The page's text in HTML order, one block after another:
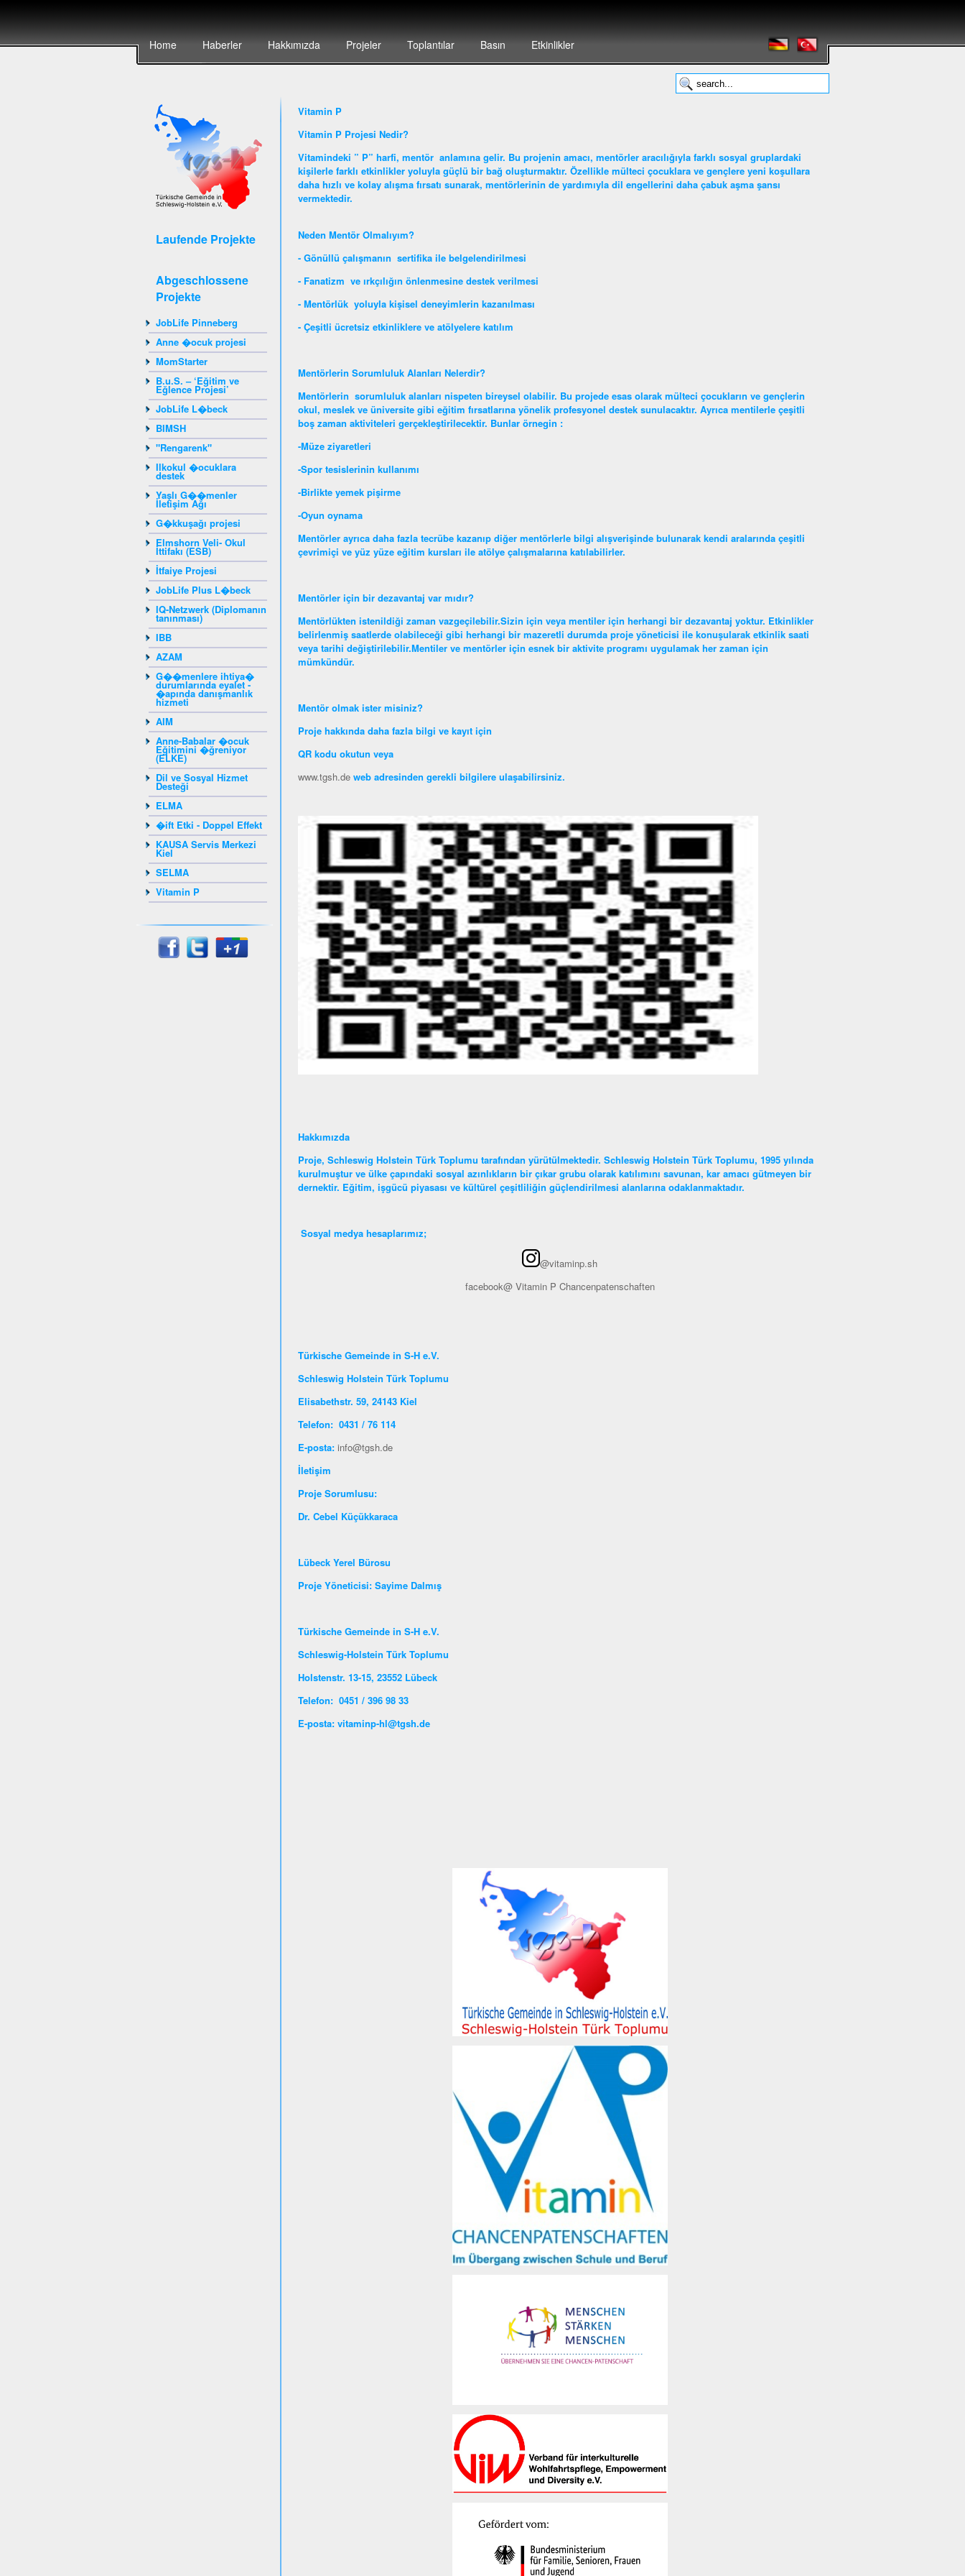
Home Haberler Hakkımızda Projeler Toplantılar Basın Etkinlikler
Laufende Projekte
Abgeschlossene
Projekte
JobLife Pinneberg
Anne �ocuk projesi
MomStarter
B.u.S. – ‘Eğitim ve
Eğlence Projesi’
JobLife L�beck
BIMSH
"Rengarenk"
Ilkokul �ocuklara
destek
Yaşlı G��menler
İletişim Ağı
G�kkuşağı projesi
Elmshorn Veli- Okul
İttifakı (ESB)
İtfaiye Projesi
JobLife Plus L�beck
IQ-Netzwerk (Diplomanın
tanınması)
IBB
AZAM
G��menlere ihtiya�
durumlarında eyalet -
�apında danışmanlık
hizmeti
AIM
Anne-Babalar �ocuk
Eğitimini �ğreniyor
(ELKE)
Dil ve Sosyal Hizmet
Desteği
ELMA
�ift Etki - Doppel Effekt
KAUSA Servis Merkezi
Kiel
SELMA
Vitamin P
Vitamin P
Vitamin P Projesi Nedir?
Vitamindeki ” P” harfi, mentör anlamına gelir. Bu projenin amacı, mentörler aracılığıyla farklı sosyal gruplardaki
kişilerle farklı etkinlikler yoluyla güçlü bir bağ oluşturmaktır. Özellikle mülteci çocuklara ve gençlere yeni koşullara
daha hızlı ve kolay alışma fırsatı sunarak, mentörlerinin de yardımıyla dil engellerini daha çabuk aşma şansı
vermektedir.
Neden Mentör Olmalıyım?
- Gönüllü çalışmanın sertifika ile belgelendirilmesi
- Fanatizm ve ırkçılığın önlenmesine destek verilmesi
- Mentörlük yoluyla kişisel deneyimlerin kazanılması
- Çeşitli ücretsiz etkinliklere ve atölyelere katılım
Mentörlerin Sorumluluk Alanları Nelerdir?
Mentörlerin sorumluluk alanları nispeten bireysel olabilir. Bu projede esas olarak mülteci çocukların ve gençlerin
okul, meslek ve üniversite gibi eğitim fırsatlarına yönelik profesyonel destek sunulacaktır. Ayrıca mentilerle çeşitli
boş zaman aktiviteleri gerçekleştirilecektir. Bunlar örnegin :
-Müze ziyaretleri
-Spor tesislerinin kullanımı
-Birlikte yemek pişirme
-Oyun oynama
Mentörler ayrıca daha fazla tecrübe kazanıp diğer mentörlerle bilgi alışverişinde bulunarak kendi aralarında çeşitli
çevrimiçi ve yüz yüze eğitim kursları ile atölye çalışmalarına katılabilirler.
Mentörler için bir dezavantaj var mıdır?
Mentörlükten istenildiği zaman vazgeçilebilir.Sizin için veya mentiler için herhangi bir dezavantaj yoktur. Etkinlikler
belirlenmiş saatlerde olabileceği gibi herhangi bir mazeretli durumda proje yöneticisi ile konuşularak etkinlik saati
veya tarihi değiştirilebilir.Mentiler ve mentörler için esnek bir aktivite programı uygulamak her zaman için
mümkündür.
Mentör olmak ister misiniz?
Proje hakkında daha fazla bilgi ve kayıt için
QR kodu okutun veya
www.tgsh.deweb adresinden gerekli bilgilere ulaşabilirsiniz.
Hakkımızda
Proje, Schleswig Holstein Türk Toplumu tarafından yürütülmektedir. Schleswig Holstein Türk Toplumu, 1995 yılında
kurulmuştur ve ülke çapındaki sosyal azınlıkların bir çıkar grubu olarak katılımını savunan, kar amacı gütmeyen bir
dernektir. Eğitim, işgücü piyasası ve kültürel çeşitliliğin güçlendirilmesi alanlarına odaklanmaktadır.
Sosyal medya hesaplarımız;
@vitaminp.sh
facebook@ Vitamin P Chancenpatenschaften
Türkische Gemeinde in S-H e.V.
Schleswig Holstein Türk Toplumu
Elisabethstr. 59, 24143 Kiel
Telefon: 0431 / 76 114
E-posta: info@tgsh.de
İletişim
Proje Sorumlusu:
Dr. Cebel Küçükkaraca
Lübeck Yerel Bürosu
Proje Yöneticisi: Sayime Dalmış
Türkische Gemeinde in S-H e.V.
Schleswig-Holstein Türk Toplumu
Holstenstr. 13-15, 23552 Lübeck
Telefon: 0451 / 396 98 33
E-posta: vitaminp-hl@tgsh.de